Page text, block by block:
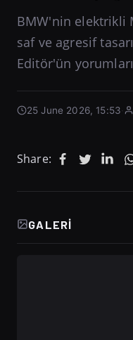
BMW'nin elektrikli
saf ve agresif
Editör'ün
25 June 2026, 15:53
Share:
GALERI